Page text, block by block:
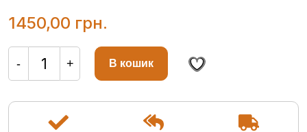
1450,00 грн.
-
Дотягувач
дверний
OCTO
2000
+ В кошик